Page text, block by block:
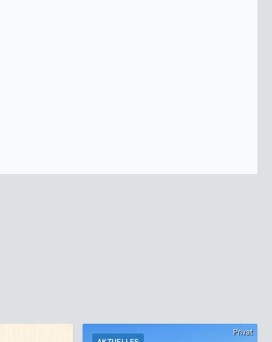
Privat